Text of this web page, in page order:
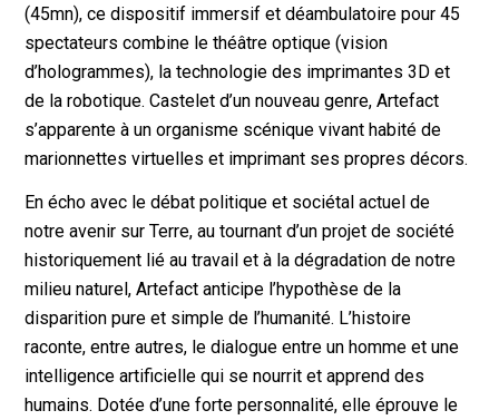
(45mn), ce dispositif immersif et déambulatoire pour 45
spectateurs combine le théâtre optique (vision
d’hologrammes), la technologie des imprimantes 3D et
de la robotique. Castelet d’un nouveau genre, Artefact
s’apparente à un organisme scénique vivant habité de
marionnettes virtuelles et imprimant ses propres décors.
En écho avec le débat politique et sociétal actuel de
notre avenir sur Terre, au tournant d’un projet de société
historiquement lié au travail et à la dégradation de notre
milieu naturel, Artefact anticipe l’hypothèse de la
disparition pure et simple de l’humanité. L’histoire
raconte, entre autres, le dialogue entre un homme et une
intelligence artificielle qui se nourrit et apprend des
humains. Dotée d’une forte personnalité, elle éprouve le